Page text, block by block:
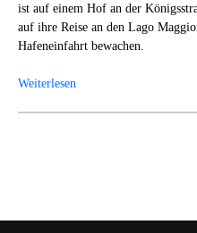
ist auf einem Hof an der
auf ihre Reise an den Lago
Hafeneinfahrt bewachen.
Weiterlesen